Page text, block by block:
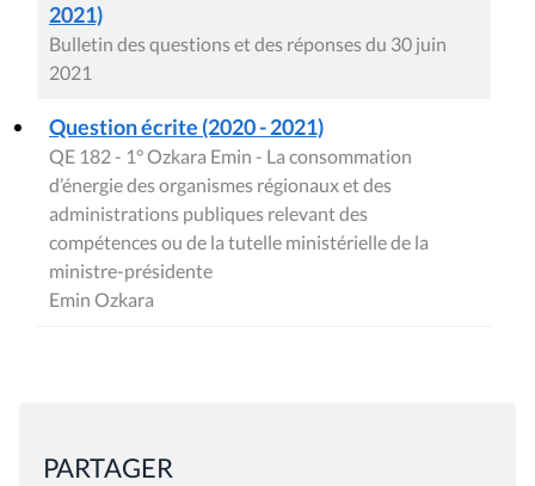
2021)
Bulletin des questions et des réponses du 30 juin
2021
Question écrite (2020 - 2021)
QE 182 - 1° Ozkara Emin - La consommation
d’énergie des organismes régionaux et des
administrations publiques relevant des
compétences ou de la tutelle ministérielle de la
ministre-présidente
Emin Ozkara
PARTAGER